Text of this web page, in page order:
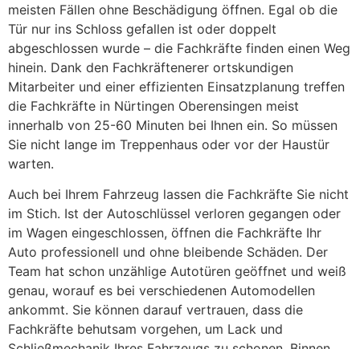
meisten Fällen ohne Beschädigung öffnen. Egal ob die
Tür nur ins Schloss gefallen ist oder doppelt
abgeschlossen wurde – die Fachkräfte finden einen Weg
hinein. Dank den Fachkräftenerer ortskundigen
Mitarbeiter und einer effizienten Einsatzplanung treffen
die Fachkräfte in Nürtingen Oberensingen meist
innerhalb von 25-60 Minuten bei Ihnen ein. So müssen
Sie nicht lange im Treppenhaus oder vor der Haustür
warten.
Auch bei Ihrem Fahrzeug lassen die Fachkräfte Sie nicht
im Stich. Ist der Autoschlüssel verloren gegangen oder
im Wagen eingeschlossen, öffnen die Fachkräfte Ihr
Auto professionell und ohne bleibende Schäden. Der
Team hat schon unzählige Autotüren geöffnet und weiß
genau, worauf es bei verschiedenen Automodellen
ankommt. Sie können darauf vertrauen, dass die
Fachkräfte behutsam vorgehen, um Lack und